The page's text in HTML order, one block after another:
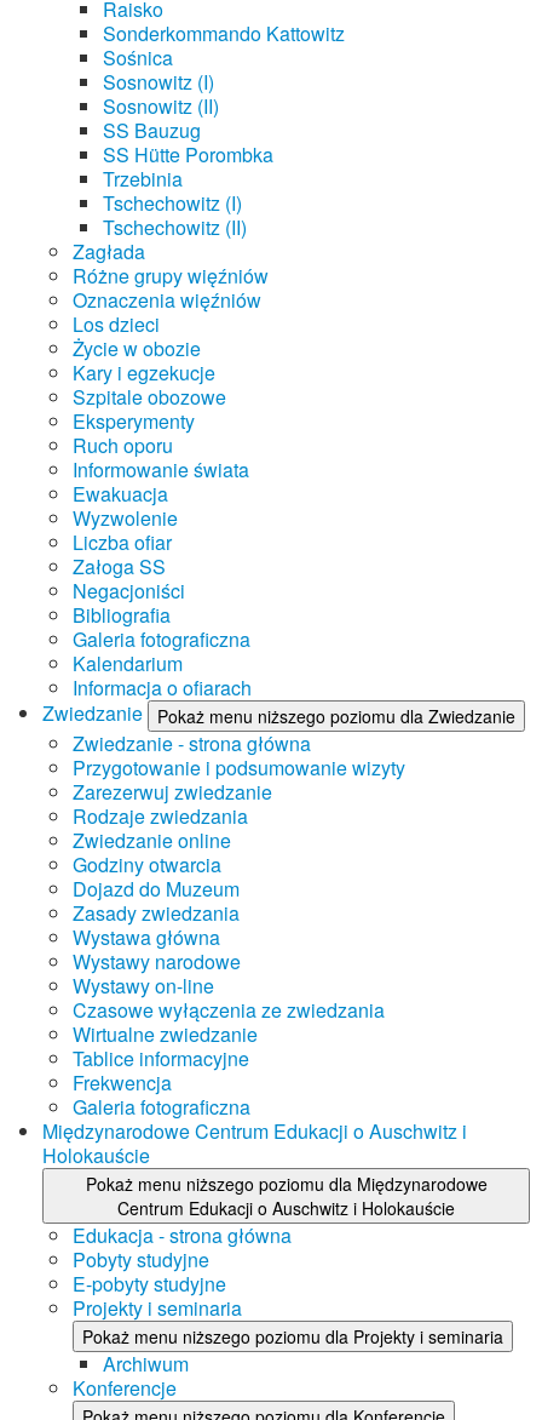
Raisko
Sonderkommando Kattowitz
Sośnica
Sosnowitz (I)
Sosnowitz (II)
SS Bauzug
SS Hütte Porombka
Trzebinia
Tschechowitz (I)
Tschechowitz (II)
Zagłada
Różne grupy więźniów
Oznaczenia więźniów
Los dzieci
Życie w obozie
Kary i egzekucje
Szpitale obozowe
Eksperymenty
Ruch oporu
Informowanie świata
Ewakuacja
Wyzwolenie
Liczba ofiar
Załoga SS
Negacjoniści
Bibliografia
Galeria fotograficzna
Kalendarium
Informacja o ofiarach
Zwiedzanie
Pokaż menu niższego poziomu dla Zwiedzanie
Zwiedzanie - strona główna
Przygotowanie i podsumowanie wizyty
Zarezerwuj zwiedzanie
Rodzaje zwiedzania
Zwiedzanie online
Godziny otwarcia
Dojazd do Muzeum
Zasady zwiedzania
Wystawa główna
Wystawy narodowe
Wystawy on-line
Czasowe wyłączenia ze zwiedzania
Wirtualne zwiedzanie
Tablice informacyjne
Frekwencja
Galeria fotograficzna
Międzynarodowe Centrum Edukacji o Auschwitz i
Holokauście
Pokaż menu niższego poziomu dla Międzynarodowe
Centrum Edukacji o Auschwitz i Holokauście
Edukacja - strona główna
Pobyty studyjne
E-pobyty studyjne
Projekty i seminaria
Pokaż menu niższego poziomu dla Projekty i seminaria
Archiwum
Konferencje